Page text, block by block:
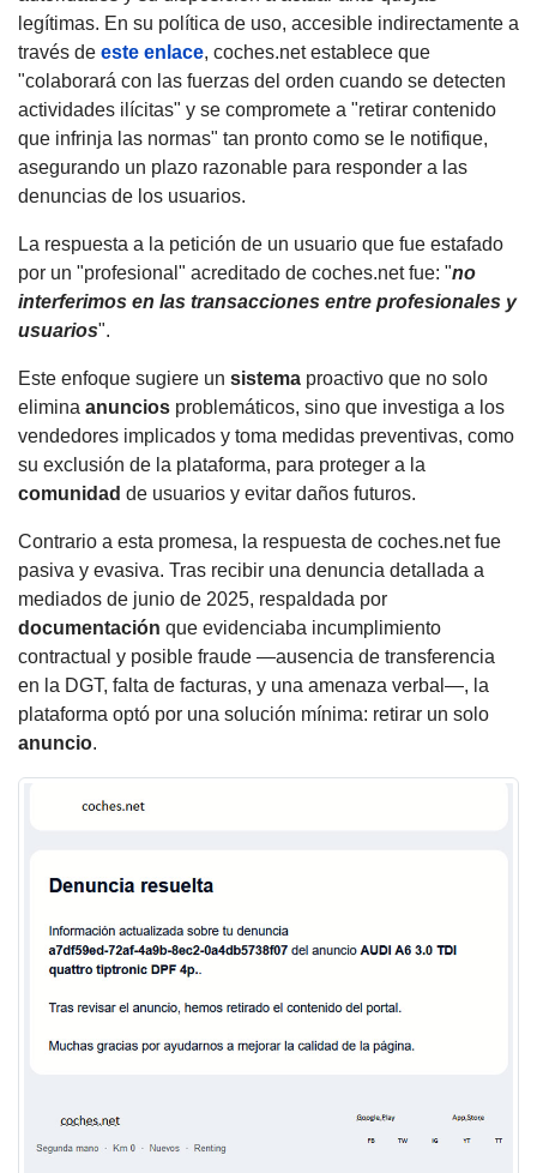
legítimas. En su política de uso, accesible indirectamente a
través de este enlace, coches.net establece que
"colaborará con las fuerzas del orden cuando se detecten
actividades ilícitas" y se compromete a "retirar contenido
que infrinja las normas" tan pronto como se le notifique,
asegurando un plazo razonable para responder a las
denuncias de los usuarios.
La respuesta a la petición de un usuario que fue estafado
por un "profesional" acreditado de coches.net fue: "no
interferimos en las transacciones entre profesionales y
usuarios".
Este enfoque sugiere un sistema proactivo que no solo
elimina anuncios problemáticos, sino que investiga a los
vendedores implicados y toma medidas preventivas, como
su exclusión de la plataforma, para proteger a la
comunidad de usuarios y evitar daños futuros.
Contrario a esta promesa, la respuesta de coches.net fue
pasiva y evasiva. Tras recibir una denuncia detallada a
mediados de junio de 2025, respaldada por
documentación que evidenciaba incumplimiento
contractual y posible fraude —ausencia de transferencia
en la DGT, falta de facturas, y una amenaza verbal—, la
plataforma optó por una solución mínima: retirar un solo
anuncio.